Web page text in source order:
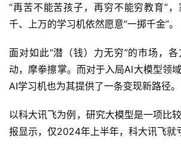
“再苦不能苦孩子，再穷不能穷教育”
千、上万的学习机依然愿意“一掷千金”。
面对如此“潜（钱）力无穷”的市场，
动，摩拳擦掌。而对于入局AI大模型领
AI学习机也为其提供了一条变现新路径。
以科大讯飞为例，研究大模型是一项比
报显示，仅2024年上半年，科大讯飞就